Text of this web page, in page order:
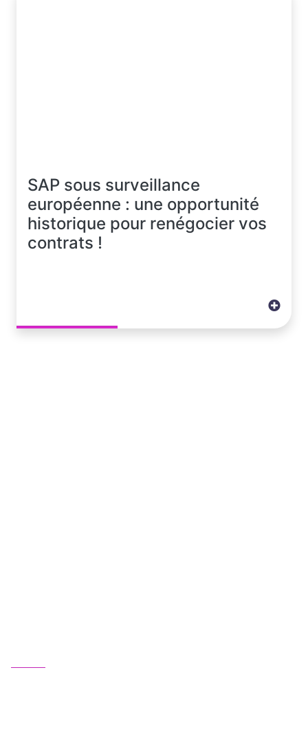
SAP sous surveillance
européenne : une opportunité
historique pour renégocier vos
contrats !